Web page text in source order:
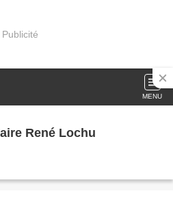
Publicité
MENU
René Lochu